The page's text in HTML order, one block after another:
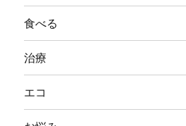
食べる
治療
エコ